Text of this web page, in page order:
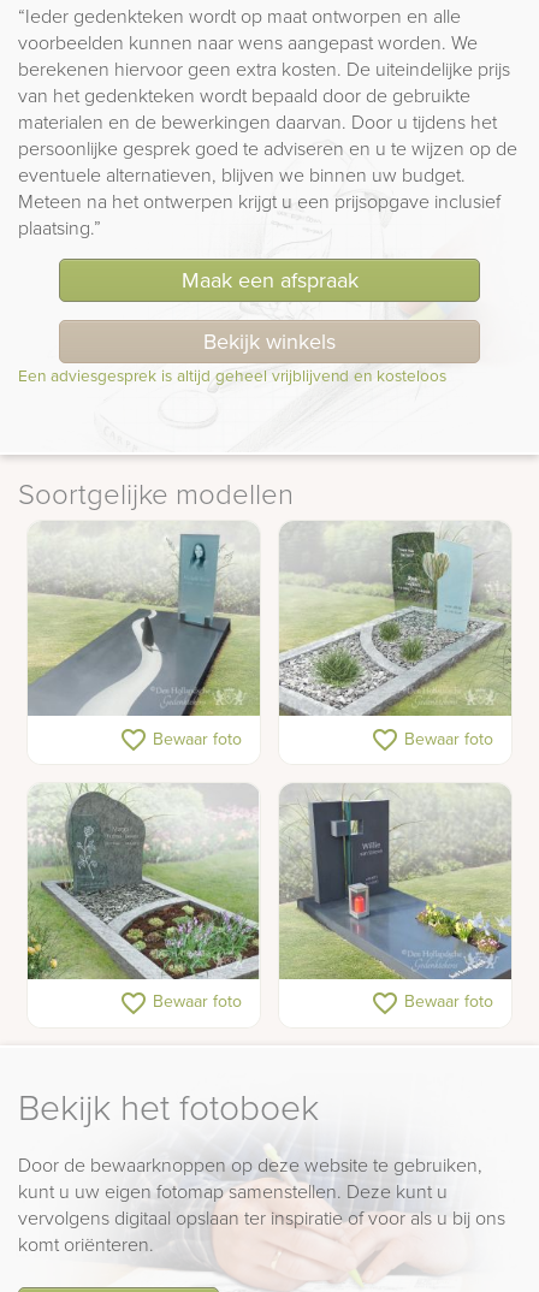
“Ieder gedenkteken wordt op maat ontworpen en alle
voorbeelden kunnen naar wens aangepast worden. We
berekenen hiervoor geen extra kosten. De uiteindelijke prijs
van het gedenkteken wordt bepaald door de gebruikte
materialen en de bewerkingen daarvan. Door u tijdens het
persoonlijke gesprek goed te adviseren en u te wijzen op de
eventuele alternatieven, blijven we binnen uw budget.
Meteen na het ontwerpen krijgt u een prijsopgave inclusief
plaatsing.”
Maak een afspraak
Bekijk winkels
Een adviesgesprek is altijd geheel vrijblijvend en kosteloos
Soortgelijke modellen
Gedenkteken met
zeilboot op rivier
favorite_border Bewaar foto
Licht grafmonument van
favorite_border Bewaar foto
Gedenkteken van
olijfgroen natuursteen
favorite_border Bewaar foto
Modern mat grijs
grafmonument
favorite_border Bewaar foto
Bekijk het fotoboek
Door de bewaarknoppen op deze website te gebruiken,
kunt u uw eigen fotomap samenstellen. Deze kunt u
vervolgens digitaal opslaan ter inspiratie of voor als u bij ons
komt oriënteren.